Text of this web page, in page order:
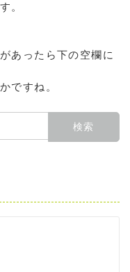
。
あったら下の空欄に
ですね。